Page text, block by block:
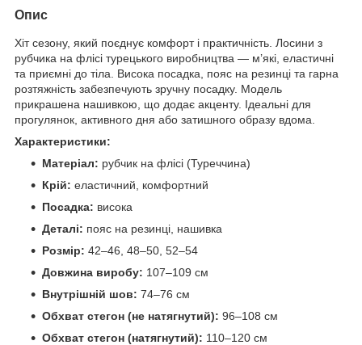
Опис
Хіт сезону, який поєднує комфорт і практичність. Лосини з
рубчика на флісі турецького виробництва — м’які, еластичні
та приємні до тіла. Висока посадка, пояс на резинці та гарна
розтяжність забезпечують зручну посадку. Модель
прикрашена нашивкою, що додає акценту. Ідеальні для
прогулянок, активного дня або затишного образу вдома.
Характеристики:
Матеріал: рубчик на флісі (Туреччина)
Крій: еластичний, комфортний
Посадка: висока
Деталі: пояс на резинці, нашивка
Розмір: 42–46, 48–50, 52–54
Довжина виробу: 107–109 см
Внутрішній шов: 74–76 см
Обхват стегон (не натягнутий): 96–108 см
Обхват стегон (натягнутий): 110–120 см